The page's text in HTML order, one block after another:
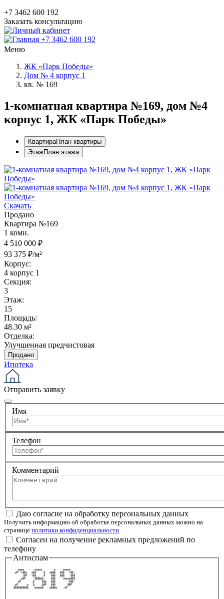
+7 3462 600 192
Заказать консультацию
+7 3462 600 192
Меню
ЖК «Парк Победы»
Дом № 4 корпус 1
кв. № 169
1-комнатная квартира №169, дом №4
корпус 1, ЖК «Парк Победы»
КвартираПлан квартиры
ЭтажПлан этажа
Скачать
Продано
Квартира №169
1 комн.
4 510 000 ₽
93 375 ₽/м²
Корпус:
4 корпус 1
Секция:
3
Этаж:
15
Площадь:
48.30 м²
Отделка:
Улучшенная предчистовая
Продано
Ипотека
Отправить заявку
Имя
Телефон
Комментарий
Даю согласие на обработку персональных данных
Получить информацию об обработке персональных данных можно на
странице политики конфиденциальности
Согласен на получение рекламных предложений по
телефону
Антиспам
   .oooo.     .ooooo.      .o    .ooooo.
.dP""Y88b   d88'   `8.  o888   888' `Y88.
       ]8P'  Y88..  .8'   888   888    888
     .d8P'    `88888b.    888    `Vbood888
   .dP'      .8'  ``88b   888         888'
.oP     .o  `8.   .88P   888       .88P'
8888888888   `boood8'   o888o    .oP'